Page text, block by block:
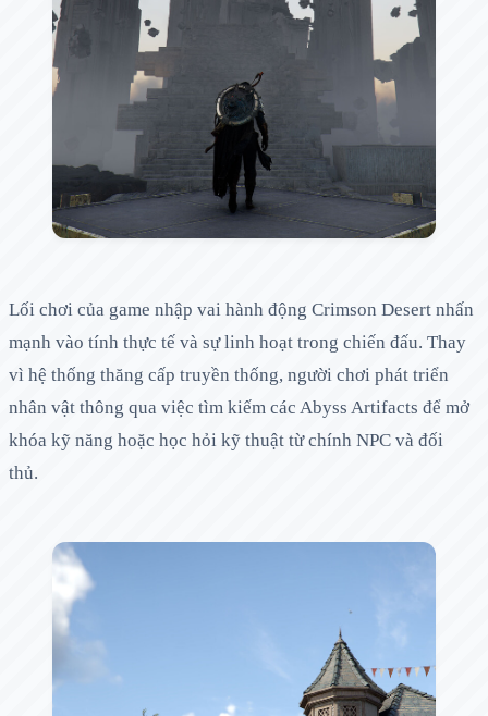
Lối chơi của game nhập vai hành động Crimson Desert nhấn
mạnh vào tính thực tế và sự linh hoạt trong chiến đấu. Thay
vì hệ thống thăng cấp truyền thống, người chơi phát triển
nhân vật thông qua việc tìm kiếm các Abyss Artifacts để mở
khóa kỹ năng hoặc học hỏi kỹ thuật từ chính NPC và đối
thủ.